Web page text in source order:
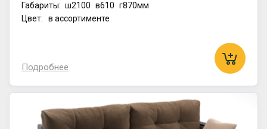
Габариты: ш2100 в610 г870мм
Цвет: в ассортименте
Подробнее